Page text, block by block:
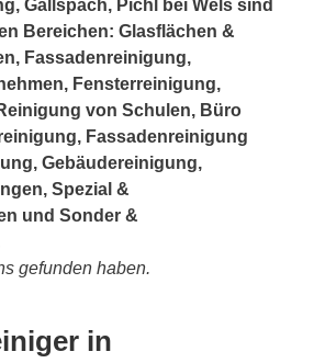
Gallspach, Pichl bei Wels sind
Bereichen: Glasflächen &
Fassadenreinigung,
Fensterreinigung,
von Schulen, Büro
Fassadenreinigung
Gebäudereinigung,
Spezial &
und Sonder &
gefunden haben.
in